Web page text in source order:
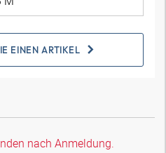
EINEN ARTIKEL
nach Anmeldung.